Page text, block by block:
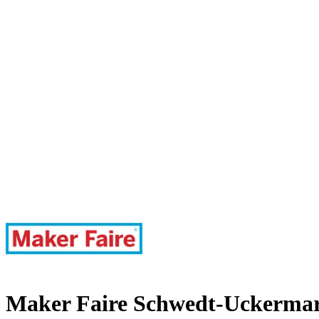
Maker Faire Schwedt-